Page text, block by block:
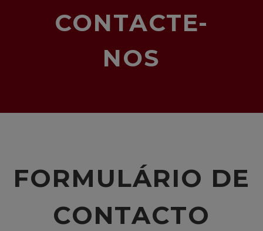
CONTACTE-
NOS
FORMULÁRIO DE
CONTACTO